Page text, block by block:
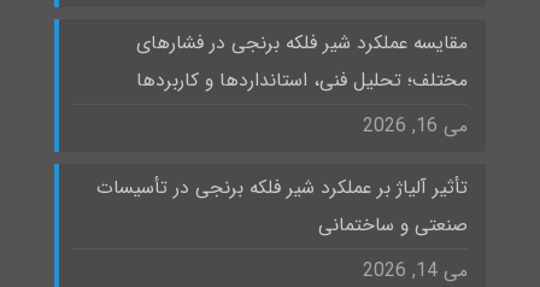
مقایسه عملکرد شیر فلکه برنجی در فشارهای
مختلف؛ تحلیل فنی، استانداردها و کاربردها
می 16, 2026
تأثیر آلیاژ بر عملکرد شیر فلکه برنجی در تأسیسات
صنعتی و ساختمانی
می 14, 2026